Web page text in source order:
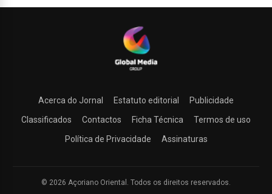
Acerca do Jornal Estatuto editorial
Publicidade
Classificados
Contactos Ficha Técnica
Termos de uso
Política de Privacidade
Assinaturas
© 2026 Açoriano Oriental. Todos os direitos reservados.